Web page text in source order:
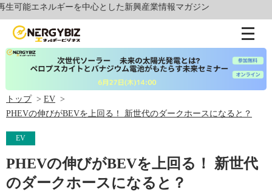
エネルギーを中心とした新興産業情報マガジン
トップ
EV
PHEVの伸びがBEVを上回る！ 新世代のダークホースになると？
EV
PHEVの伸びがBEVを上回る！ 新世代
のダークホースになると？